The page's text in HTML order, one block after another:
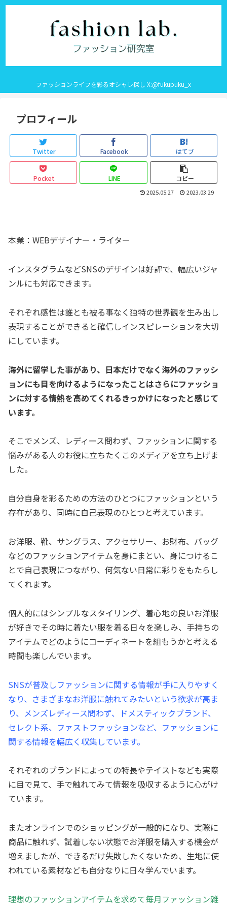
ファッションライフを彩るオシャレ探し X:@fukupuku_x
プロフィール
Twitter Facebook はてブ
Pocket LINE コピー
2025.05.27 2023.03.29
本業：WEBデザイナー・ライター
インスタグラムなどSNSのデザインは好評で、幅広いジャ
ンルにも対応できます。
それぞれ感性は誰とも被る事なく独特の世界観を生み出し
表現することができると確信しインスピレーションを大切
にしています。
海外に留学した事があり、日本だけでなく海外のファッシ
ョンにも目を向けるようになったことはさらにファッショ
ンに対する情熱を高めてくれるきっかけになったと感じて
います。
そこでメンズ、レディース問わず、ファッションに関する
悩みがある人のお役に立ちたくこのメディアを立ち上げま
した。
自分自身を彩るための方法のひとつにファッションという
存在があり、同時に自己表現のひとつと考えています。
お洋服、靴、サングラス、アクセサリー、お財布、バッグ
などのファッションアイテムを身にまとい、身につけるこ
とで自己表現につながり、何気ない日常に彩りをもたらし
てくれます。
個人的にはシンプルなスタイリング、着心地の良いお洋服
が好きでその時に着たい服を着る日々を楽しみ、手持ちの
アイテムでどのようにコーディネートを組もうかと考える
時間も楽しんでいます。
SNSが普及しファッションに関する情報が手に入りやすく
なり、さまざまなお洋服に触れてみたいという欲求が高ま
り、メンズレディース問わず、ドメスティックブランド、
セレクト系、ファストファッションなど、ファッションに
関する情報を幅広く収集しています。
それぞれのブランドによっての特長やテイストなども実際
に目で見て、手で触れてみて情報を吸収するように心がけ
ています。
またオンラインでのショッピングが一般的になり、実際に
商品に触れず、試着しない状態でお洋服を購入する機会が
増えましたが、できるだけ失敗したくないため、生地に使
われている素材なども自分なりに日々学んでいます。
理想のファッションアイテムを求めて毎月ファッション雑